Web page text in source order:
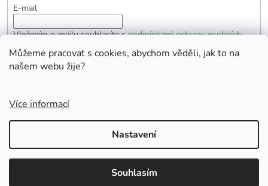
Můžeme pracovat s cookies, abychom věděli, jak to na
našem webu žije?
Více informací
Nastavení
Souhlasím
E-mail
Vložením e-mailu souhlasíte spodmínkami ochrany osobních
PŘIHLÁSIT SE
vyhrazena.